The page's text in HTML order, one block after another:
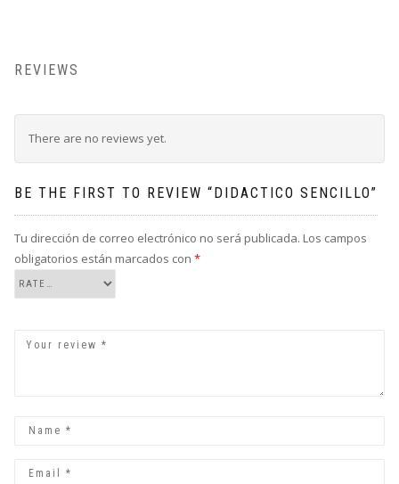
REVIEWS
There are no reviews yet.
BE THE FIRST TO REVIEW “DIDACTICO SENCILLO”
Tu dirección de correo electrónico no será publicada. Los campos
obligatorios están marcados con *